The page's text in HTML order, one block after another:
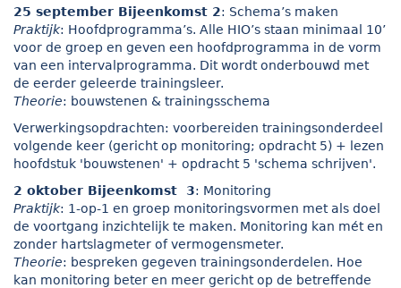
25 september Bijeenkomst 2: Schema’s maken
Praktijk: Hoofdprogramma’s. Alle HIO’s staan minimaal 10’
voor de groep en geven een hoofdprogramma in de vorm
van een intervalprogramma. Dit wordt onderbouwd met
de eerder geleerde trainingsleer.
Theorie: bouwstenen & trainingsschema
Verwerkingsopdrachten: voorbereiden trainingsonderdeel
volgende keer (gericht op monitoring; opdracht 5) + lezen
hoofdstuk 'bouwstenen' + opdracht 5 'schema schrijven'.
2 oktober Bijeenkomst 3: Monitoring
Praktijk: 1-op-1 en groep monitoringsvormen met als doel
de voortgang inzichtelijk te maken. Monitoring kan mét en
zonder hartslagmeter of vermogensmeter.
Theorie: bespreken gegeven trainingsonderdelen. Hoe
kan monitoring beter en meer gericht op de betreffende